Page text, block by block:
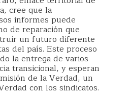
cree que la
informes puede
de reparación que
un futuro diferente
del país. Este proceso
la entrega de varios
transicional, y esperan
de la Verdad, un
con los sindicatos.